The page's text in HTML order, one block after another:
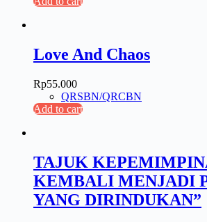
Love And Chaos
Rp55.000
QRSBN/QRCBN
Add to cart
TAJUK
KEMBALI MENJADI
YANG DIRINDUKAN”